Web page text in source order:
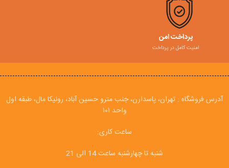
پرداخت امن
امنیت کامل در پرداخت
آدرس فروشگاه : تهران، پاسدارن، جنب مترو حسین آباد، رونیکا مال، طبقه اول
واحد ۱۰۱
ساعت کاری:
شنبه تا چهارشنبه ساعت 14 الی 21